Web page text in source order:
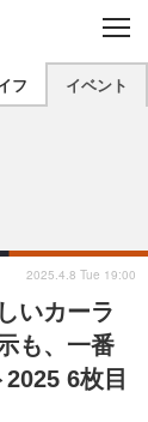
C
O
S
E
地域から探す
フ イベント
いカーラ
も、一番
6枚目
2025.4.8 Tue 19:00